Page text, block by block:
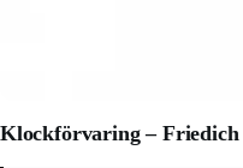
Klockförvaring – Friedich